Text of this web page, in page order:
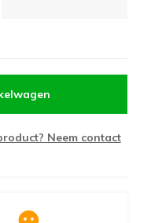
Neem contact